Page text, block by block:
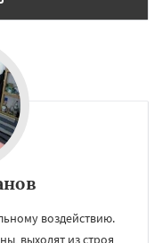
воздействию.
выходят из строя